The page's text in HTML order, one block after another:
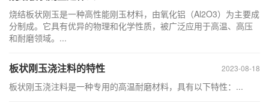
烧结板状刚玉是一种高性能刚玉材料，由氧化铝（Al2O3）为主要成
分制成。它具有优异的物理和化学性质，被广泛应用于高温、高压
和耐磨领域。...
2023-08-18
板状刚玉浇注料的特性
板状刚玉浇注料是一种专用的高温耐磨材料，具有以下特性：...